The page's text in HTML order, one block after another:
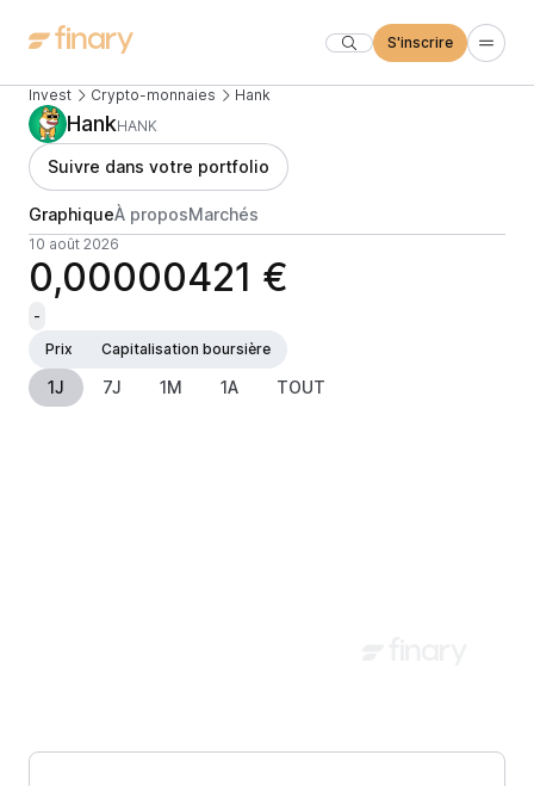
S'inscrire
Invest Crypto-monnaies Hank
HankHANK
Suivre dans votre portfolio
GraphiqueÀ proposMarchés
10 août 2026
0,00000421 €
-
Prix
Capitalisation boursière
1J 7J 1M 1A TOUT